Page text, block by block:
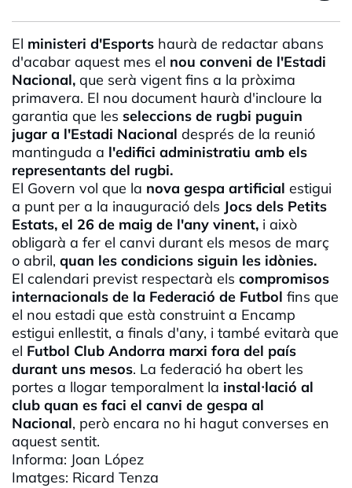
El ministeri d'Esports haurà de redactar abans
d'acabar aquest mes el nou conveni de l'Estadi
Nacional, que serà vigent fins a la pròxima
primavera. El nou document haurà d'incloure la
garantia que les seleccions de rugbi puguin
jugar a l'Estadi Nacional després de la reunió
mantinguda a l'edifici administratiu amb els
representants del rugbi.
El Govern vol que la nova gespa artificial estigui
a punt per a la inauguració dels Jocs dels Petits
Estats, el 26 de maig de l'any vinent, i això
obligarà a fer el canvi durant els mesos de març
o abril, quan les condicions siguin les idònies.
El calendari previst respectarà els compromisos
internacionals de la Federació de Futbol fins que
el nou estadi que està construint a Encamp
estigui enllestit, a finals d'any, i també evitarà que
el Futbol Club Andorra marxi fora del país
durant uns mesos. La federació ha obert les
portes a llogar temporalment la instal·lació al
club quan es faci el canvi de gespa al
Nacional, però encara no hi hagut converses en
aquest sentit.
Informa: Joan López
Imatges: Ricard Tenza